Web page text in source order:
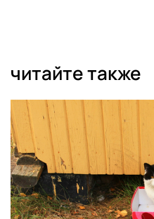
читайте также